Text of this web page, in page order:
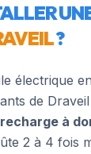
?
électrique
de Draveil
à
2 à 4 fois